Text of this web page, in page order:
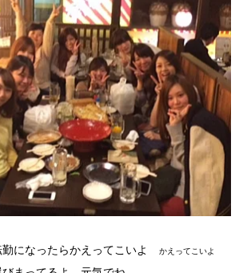
勤になったらかえってこいよ かえってこいよ